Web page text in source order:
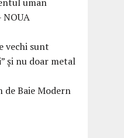
NOUA
vechi sunt
și nu doar metal
de Baie Modern